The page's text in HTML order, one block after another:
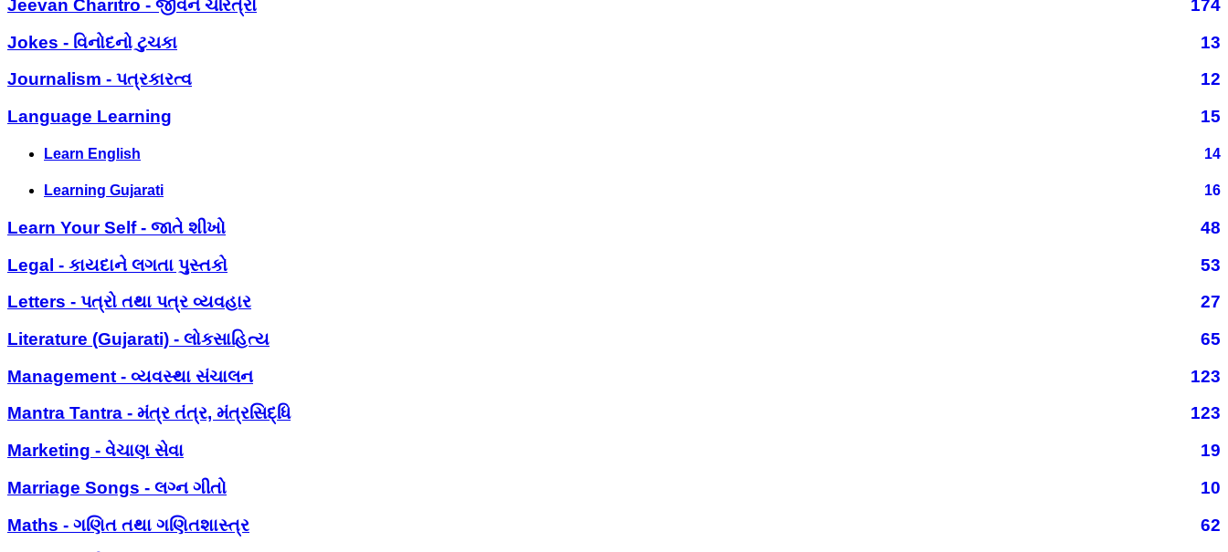
Jeevan Charitro - જીવન ચરિત્રો
174
Jokes - વિનોદનો ટુચકા
13
Journalism - પત્રકારત્વ
12
Language Learning
15
Learn English 14
Learning Gujarati 16
Learn Your Self - જાતે શીખો
48
Legal - કાયદાને લગતા પુસ્તકો
53
Letters - પત્રો તથા પત્ર વ્યવહાર
27
Literature (Gujarati) - લોકસાહિત્ય
65
Management - વ્યવસ્થા સંચાલન
123
Mantra Tantra - મંત્ર તંત્ર, મંત્રસિદ્ધિ
123
Marketing - વેચાણ સેવા
19
Marriage Songs - લગ્ન ગીતો
10
Maths - ગણિત તથા ગણિતશાસ્ત્ર
62